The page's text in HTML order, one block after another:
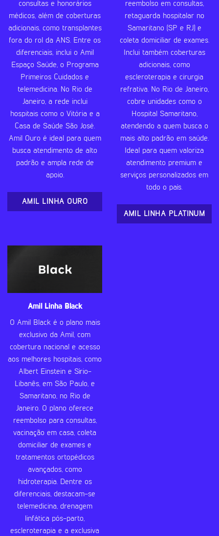
consultas e honorários
médicos, além de coberturas
adicionais, como transplantes
fora do rol da ANS. Entre os
diferenciais, inclui o Amil
Espaço Saúde, o Programa
Primeiros Cuidados e
telemedicina. No Rio de
Janeiro, a rede inclui
hospitais como o Vitória e a
Casa de Saúde São José.
Amil Ouro é ideal para quem
busca atendimento de alto
padrão e ampla rede de
apoio.
AMIL LINHA OURO
reembolso em consultas,
retaguarda hospitalar no
Samaritano (SP e RJ) e
coleta domiciliar de exames.
Inclui também coberturas
adicionais, como
escleroterapia e cirurgia
refrativa. No Rio de Janeiro,
cobre unidades como o
Hospital Samaritano,
atendendo a quem busca o
mais alto padrão em saúde.
Ideal para quem valoriza
atendimento premium e
serviços personalizados em
todo o país.
AMIL LINHA PLATINUM
Amil Linha Black
O Amil Black é o plano mais
exclusivo da Amil, com
cobertura nacional e acesso
aos melhores hospitais, como
Albert Einstein e Sírio-
Libanês, em São Paulo, e
Samaritano, no Rio de
Janeiro. O plano oferece
reembolso para consultas,
vacinação em casa, coleta
domiciliar de exames e
tratamentos ortopédicos
avançados, como
hidroterapia. Dentre os
diferenciais, destacam-se
telemedicina, drenagem
linfática pós-parto,
escleroterapia e a exclusiva